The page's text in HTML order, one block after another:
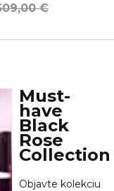
€
Must-
have
Black
Rose
Collection
Objavte kolekciu